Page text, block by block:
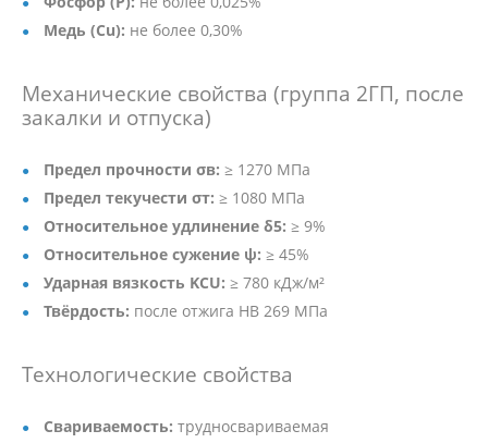
Медь (Cu): не более 0,30%
Механические свойства (группа 2ГП, после
закалки и отпуска)
Предел прочности σв: ≥ 1270 МПа
Предел текучести σт: ≥ 1080 МПа
Относительное удлинение δ5: ≥ 9%
Относительное сужение ψ: ≥ 45%
Ударная вязкость KCU: ≥ 780 кДж/м²
Твёрдость: после отжига HB 269 МПа
Технологические свойства
Свариваемость: трудносвариваемая